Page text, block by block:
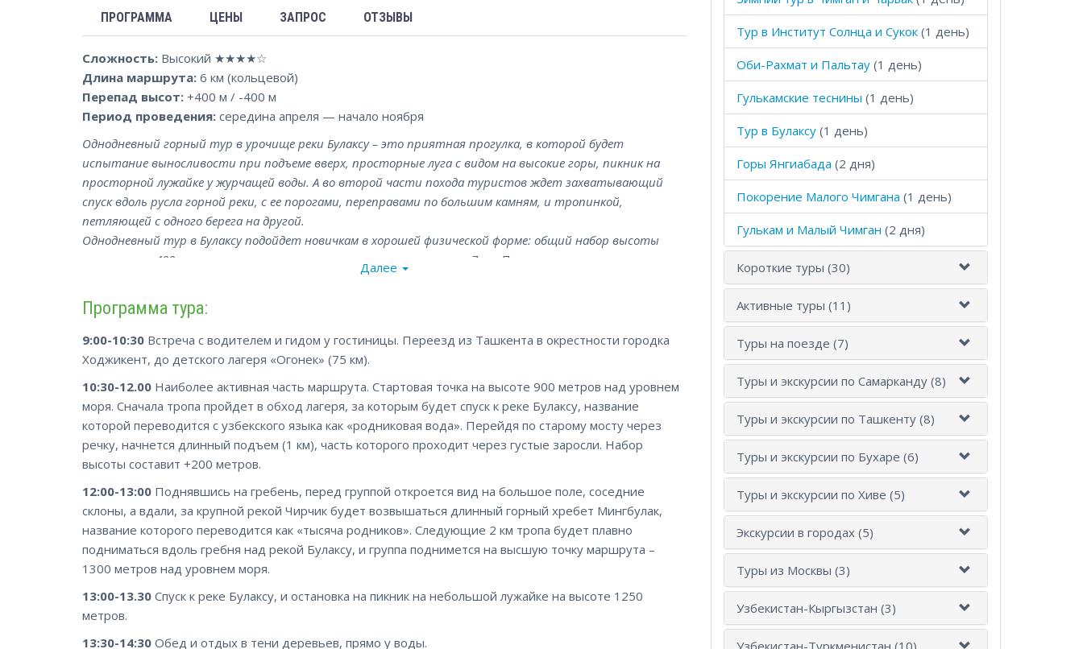
ПРОГРАММА ЦЕНЫ ЗАПРОС ОТЗЫВЫ
Сложность: Высокий ★★★★☆
Длина маршрута: 6 км (кольцевой)
Перепад высот: +400 м / -400 м
Период проведения: середина апреля — начало ноября
Однодневный горный тур в урочище реки Булаксу – это приятная прогулка, в которой будет
испытание выносливости при подъеме вверх, просторные луга с видом на высокие горы, пикник на
просторной лужайке у журчащей воды. А во второй части похода туристов ждет захватывающий
спуск вдоль русла горной реки, с ее порогами, переправами по большим камням, и тропинкой,
петляющей с одного берега на другой.
Однодневный тур в Булаксу подойдет новичкам в хорошей физической форме: общий набор высоты
составляет 400 метров, а протяженность всего маршрута около 7 км. После прогулки по этим горам у
вас будет масса ярких впечатлений и легкая усталость, которая пройдет на следующий день.
Далее
Программа тура:
9:00-10:30 Встреча с водителем и гидом у гостиницы. Переезд из Ташкента в окрестности городка
Ходжикент, до детского лагеря «Огонек» (75 км).
10:30-12.00 Наиболее активная часть маршрута. Стартовая точка на высоте 900 метров над уровнем
моря. Сначала тропа пройдет в обход лагеря, за которым будет спуск к реке Булаксу, название
которой переводится с узбекского языка как «родниковая вода». Перейдя по старому мосту через
речку, начнется длинный подъем (1 км), часть которого проходит через густые заросли. Набор
высоты составит +200 метров.
12:00-13:00 Поднявшись на гребень, перед группой откроется вид на большое поле, соседние
склоны, а вдали, за крупной рекой Чирчик будет возвышаться длинный горный хребет Мингбулак,
название которого переводится как «тысяча родников». Следующие 2 км тропа будет плавно
подниматься вдоль гребня над рекой Булаксу, и группа поднимется на высшую точку маршрута –
1300 метров над уровнем моря.
13:00-13.30 Спуск к реке Булаксу, и остановка на пикник на небольшой лужайке на высоте 1250
метров.
13:30-14:30 Обед и отдых в тени деревьев, прямо у воды.
Тур в Институт Солнца и Сукок (1 день)
Оби-Рахмат и Пальтау (1 день)
Гулькамские теснины (1 день)
Тур в Булаксу (1 день)
Горы Янгиабада (2 дня)
Покорение Малого Чимгана (1 день)
Гулькам и Малый Чимган (2 дня)
Короткие туры (30)
Активные туры (11)
Туры на поезде (7)
Туры и экскурсии по Самарканду (8)
Туры и экскурсии по Ташкенту (8)
Туры и экскурсии по Бухаре (6)
Туры и экскурсии по Хиве (5)
Экскурсии в городах (5)
Туры из Москвы (3)
Узбекистан-Кыргызстан (3)
Узбекистан-Туркменистан (10)